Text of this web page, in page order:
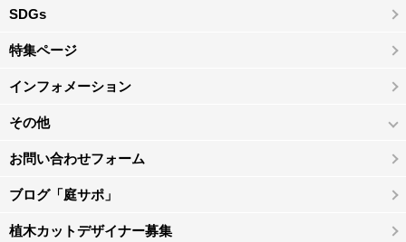
SDGs
特集ページ
インフォメーション
その他
お問い合わせフォーム
ブログ「庭サポ」
植木カットデザイナー募集